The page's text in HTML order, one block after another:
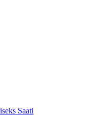
Saati